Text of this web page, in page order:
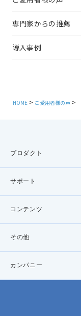
専門家からの推薦
導入事例
HOME ご愛用者様の声
プロダクト
サポート
コンテンツ
その他
カンパニー